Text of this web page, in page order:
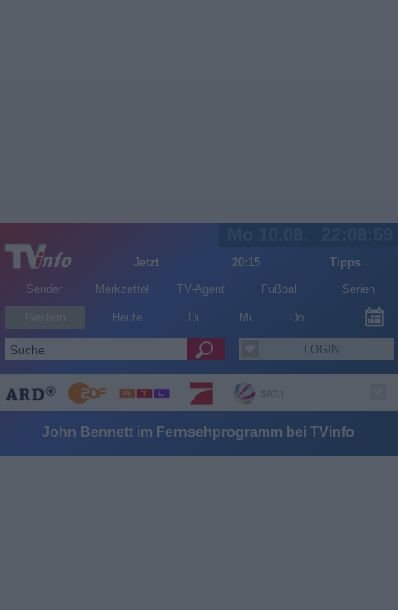
Jetzt 20:15
Tipps
Sender
Merkzettel TV-Agent Fußball Serien
Heute Di Mi Do
LOGIN
John Bennett im Fernsehprogramm bei TVinfo